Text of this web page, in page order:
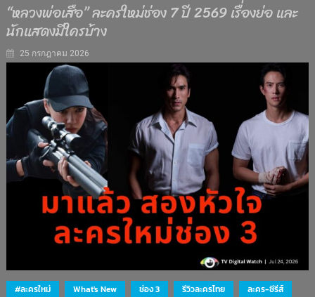
“หลวงพ่อเสือ” ละครใหม่ช่อง 7 ปี 2569 เรื่องย่อ และ
นักแสดงมีใครบ้าง
25 กรกฎาคม 2026
#ละครใหม่ What's New ช่อง 3 รีวิวละครไทย
ละคร-ซีรีส์